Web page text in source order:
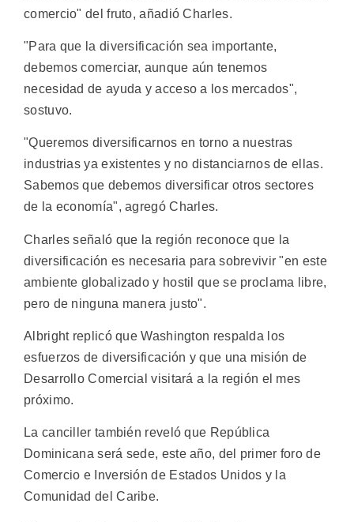
comercio" del fruto, añadió Charles.
"Para que la diversificación sea importante,
debemos comerciar, aunque aún tenemos
necesidad de ayuda y acceso a los mercados",
sostuvo.
"Queremos diversificarnos en torno a nuestras
industrias ya existentes y no distanciarnos de ellas.
Sabemos que debemos diversificar otros sectores
de la economía", agregó Charles.
Charles señaló que la región reconoce que la
diversificación es necesaria para sobrevivir "en este
ambiente globalizado y hostil que se proclama libre,
pero de ninguna manera justo".
Albright replicó que Washington respalda los
esfuerzos de diversificación y que una misión de
Desarrollo Comercial visitará a la región el mes
próximo.
La canciller también reveló que República
Dominicana será sede, este año, del primer foro de
Comercio e Inversión de Estados Unidos y la
Comunidad del Caribe.